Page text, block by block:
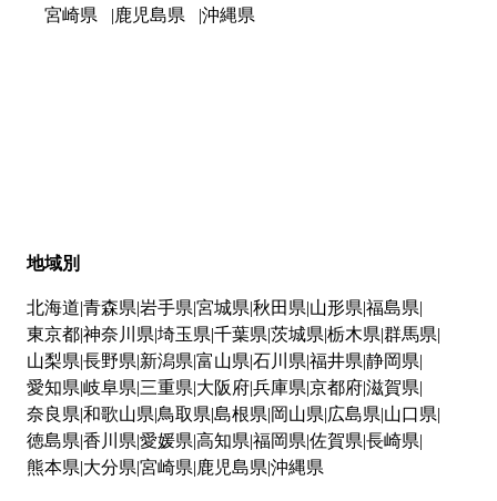
宮崎県
鹿児島県 沖縄県
地域別
北海道 青森県 岩手県 宮城県 秋田県 山形県 福島県
東京都神奈川県 埼玉県 千葉県 茨城県 栃木県 群馬県
山梨県 長野県 新潟県 富山県 石川県 福井県 静岡県
愛知県 岐阜県 三重県 大阪府兵庫県 京都府滋賀県
奈良県 和歌山県 鳥取県 島根県 岡山県 広島県 山口県
徳島県 香川県 愛媛県 高知県 福岡県 佐賀県 長崎県
熊本県 大分県 宮崎県 鹿児島県 沖縄県